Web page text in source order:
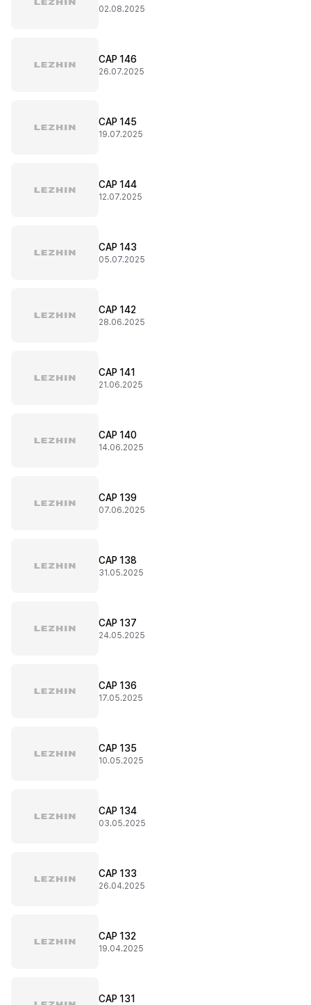
02.08.2025
CAP 146
26.07.2025
CAP 145
19.07.2025
CAP 144
12.07.2025
CAP 143
05.07.2025
CAP 142
28.06.2025
CAP 141
21.06.2025
CAP 140
14.06.2025
CAP 139
07.06.2025
CAP 138
31.05.2025
CAP 137
24.05.2025
CAP 136
17.05.2025
CAP 135
10.05.2025
CAP 134
03.05.2025
CAP 133
26.04.2025
CAP 132
19.04.2025
CAP 131